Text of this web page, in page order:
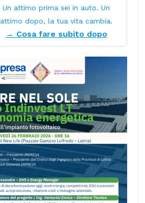
Un attimo prima sei in auto. Un
attimo dopo, la tua vita cambia.
→ Cosa fare subito dopo